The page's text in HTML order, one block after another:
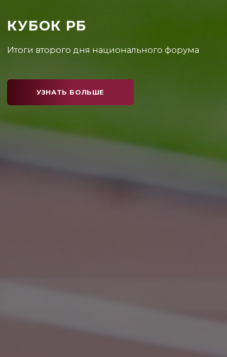
КУБОК РБ
Каким получился первый день соревнований?
УЗНАТЬ БОЛЬШЕ